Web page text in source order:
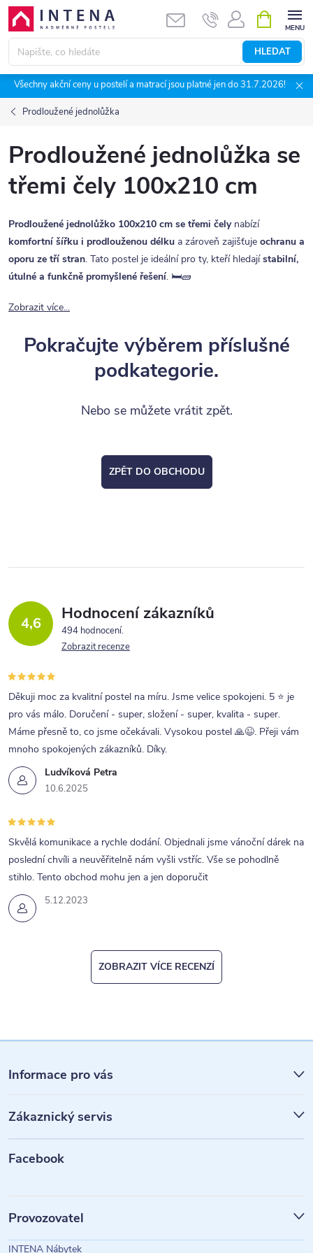
Přejít
obsah
HLEDAT
NÁKUPNÍ
KOŠÍK
Všechny akční ceny u postelí a matrací jsou platné jen do 31.7.2026!
Prodloužené jednolůžka
Prodloužené jednolůžka se
třemi čely 100x210 cm
Prodloužené jednolůžko 100x210 cm se třemi čelynabízí
komfortní šířku i prodlouženou délku a zároveň zajišťuje ochranu a
oporu ze tří stran. Tato postel je ideální pro ty, kteří hledajístabilní,
útulné a funkčně promyšlené řešení. 🛏️🧱
Zobrazit více...
Pokračujte výběrem příslušné
podkategorie.
Nebo se můžete vrátit zpět.
ZPĚT DO OBCHODU
4,6 Hodnocení zákazníků
494 hodnocení
Zobrazit recenze
Ludvíková Petra
10.6.2025
Děkuji moc za kvalitní postel na míru. Jsme velice spokojeni. 5 ⭐ je
pro vás málo. Doručení - super, složení - super, kvalita - super.
Máme přesně to, co jsme očekávali. Vysokou postel 🙏😉. Přeji vám
mnoho spokojených zákazníků. Díky.
5.12.2023
Skvělá komunikace a rychle dodání. Objednali jsme vánoční dárek na
poslední chvíli a neuvěřitelně nám vyšli vstříc. Vše se pohodlně
stihlo. Tento obchod mohu jen a jen doporučit
ZOBRAZIT VÍCE RECENZÍ
á
p
a
Informace pro vás
Zákaznický servis
Facebook
Provozovatel
INTENA Nábytek